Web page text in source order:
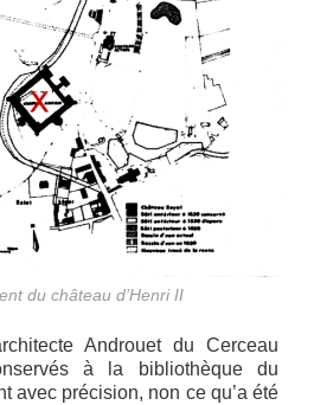
du château d’Henri II
Androuet du Cerceau
à la bibliothèque du
avec précision, non ce qu’a été